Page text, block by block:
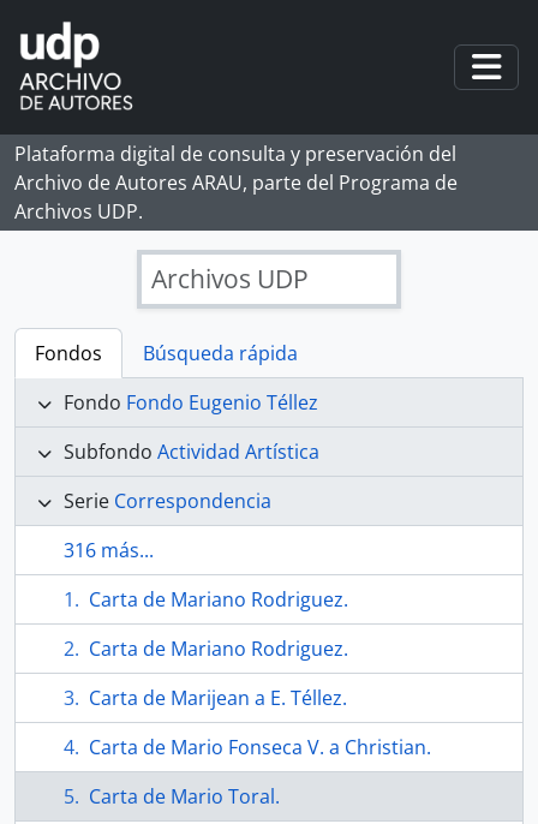
Skip to main content
Plataforma digital de consulta y preservación del
Archivo de Autores ARAU, parte del Programa de
Archivos UDP.
Archivos UDP
Fondos
Búsqueda rápida
Fondo Fondo Eugenio Téllez
Subfondo Actividad Artística
Serie Correspondencia
316 más...
Carta de Mariano Rodriguez.
Carta de Mariano Rodriguez.
Carta de Marijean a E. Téllez.
Carta de Mario Fonseca V. a Christian.
Carta de Mario Toral.